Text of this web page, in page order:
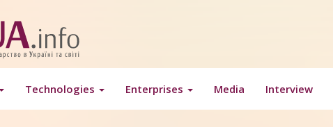
Technologies Enterprises Media Interview